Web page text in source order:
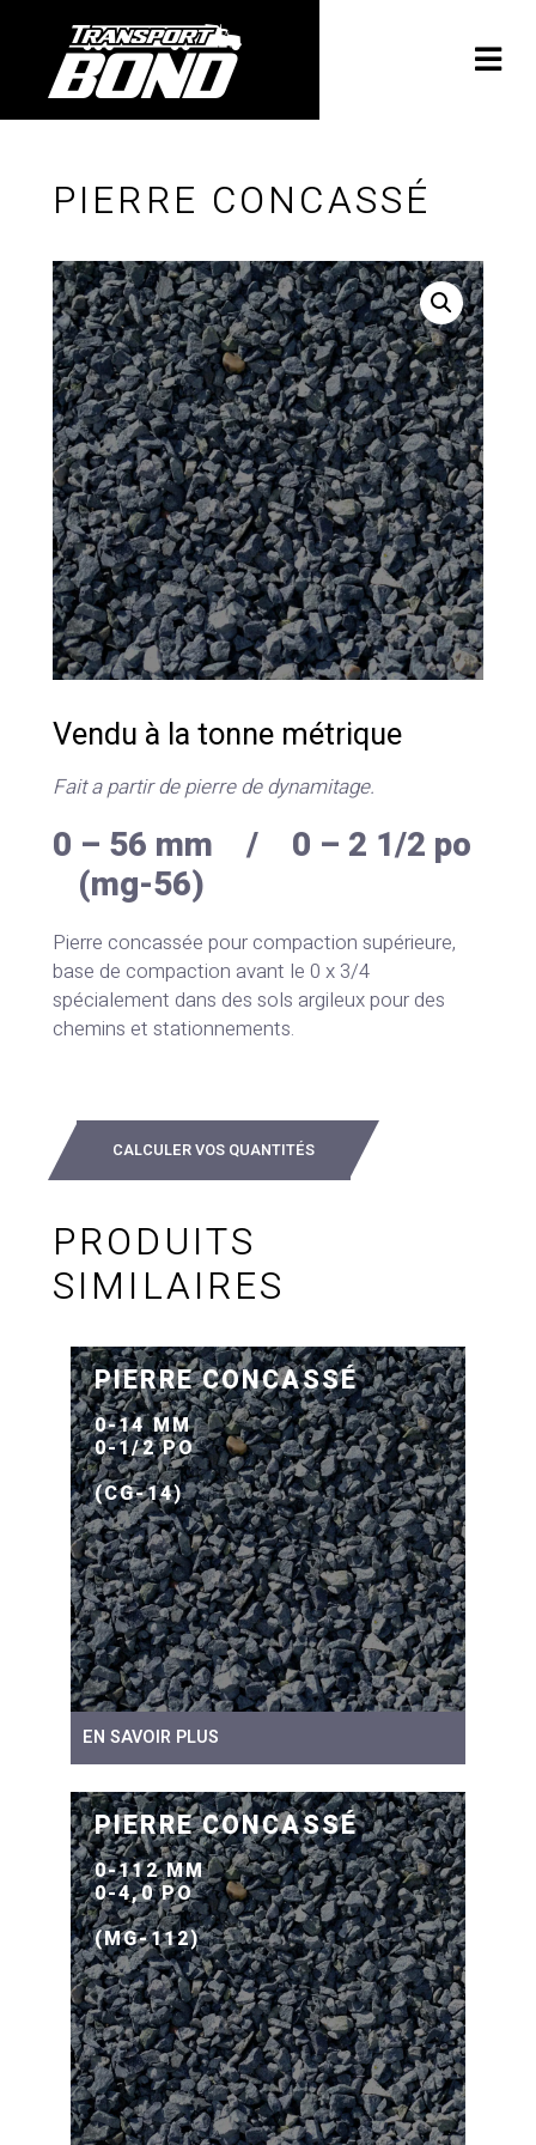
PIERRE CONCASSÉ
Vendu à la tonne métrique
Fait a partir de pierre de dynamitage.
0 – 56 mm / 0 – 2 1/2 po
(mg-56)
Pierre concassée pour compaction supérieure,
base de compaction avant le 0 x 3/4
spécialement dans des sols argileux pour des
chemins et stationnements.
CALCULER VOS QUANTITÉS
PRODUITS
SIMILAIRES
PIERRE CONCASSÉ
0-14 MM
0-1/2 PO
(CG-14)
EN SAVOIR PLUS
PIERRE CONCASSÉ
0-112 MM
0-4,0 PO
(MG-112)